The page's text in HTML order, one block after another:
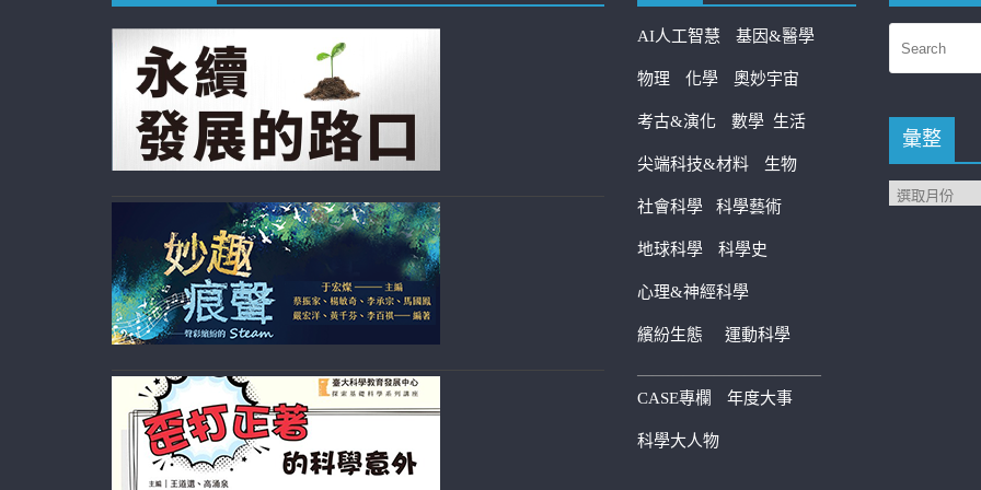
AI人工智慧 基因&醫學
物理 化學 奧妙宇宙
考古&演化 數學 生活
尖端科技&材料 生物
社會科學 科學藝術
地球科學 科學史
心理&神經科學
繽紛生態 運動科學
————————————
CASE專欄 年度大事
科學大人物
彙整